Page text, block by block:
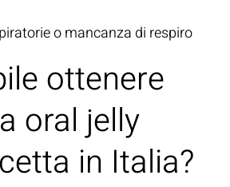
o mancanza di respiro
ottenere
oral jelly
in Italia?